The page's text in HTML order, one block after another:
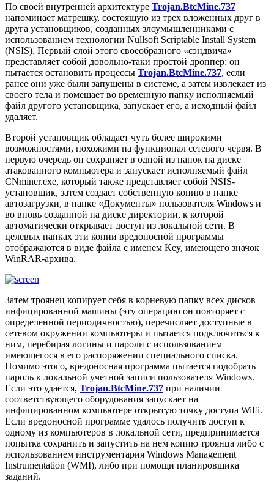
По своей внутренней архитектуре Trojan.BtcMine.737
напоминает матрешку, состоящую из трех вложенных друг в
друга установщиков, созданных злоумышленниками с
использованием технологии Nullsoft Scriptable Install System
(NSIS). Первый слой этого своеобразного «сэндвича»
представляет собой довольно-таки простой дроппер: он
пытается остановить процессы Trojan.BtcMine.737, если
ранее они уже были запущены в системе, а затем извлекает из
своего тела и помещает во временную папку исполняемый
файл другого установщика, запускает его, а исходный файл
удаляет.
Второй установщик обладает чуть более широкими
возможностями, похожими на функционал сетевого червя. В
первую очередь он сохраняет в одной из папок на диске
атакованного компьютера и запускает исполняемый файл
CNminer.exe, который также представляет собой NSIS-
установщик, затем создает собственную копию в папке
автозагрузки, в папке «Документы» пользователя Windows и
во вновь созданной на диске директории, к которой
автоматически открывает доступ из локальной сети. В
целевых папках эти копии вредоносной программы
отображаются в виде файла с именем Key, имеющего значок
WinRAR-архива.
Затем троянец копирует себя в корневую папку всех дисков
инфицированной машины (эту операцию он повторяет с
определенной периодичностью), перечисляет доступные в
сетевом окружении компьютеры и пытается подключиться к
ним, перебирая логины и пароли с использованием
имеющегося в его распоряжении специального списка.
Помимо этого, вредоносная программа пытается подобрать
пароль к локальной учетной записи пользователя Windows.
Если это удается, Trojan.BtcMine.737 при наличии
соответствующего оборудования запускает на
инфицированном компьютере открытую точку доступа WiFi.
Если вредоносной программе удалось получить доступ к
одному из компьютеров в локальной сети, предпринимается
попытка сохранить и запустить на нем копию троянца либо с
использованием инструментария Windows Management
Instrumentation (WMI), либо при помощи планировщика
заданий.